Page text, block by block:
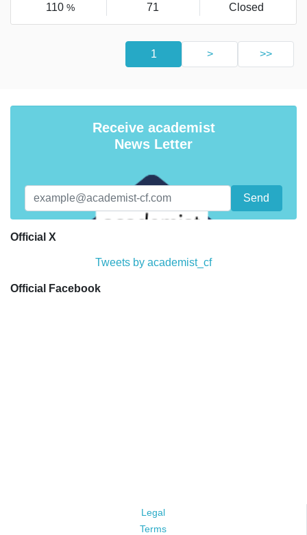
110% 71 Closed
1 > >>
Receive academist
News Letter
Official X
Tweets by academist_cf
Official Facebook
Legal
Terms